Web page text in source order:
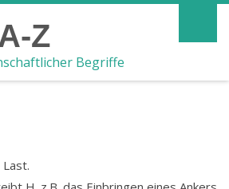
Z
Begriffe